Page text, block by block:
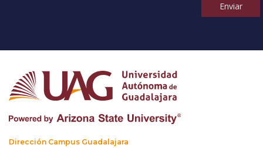
Enviar
Dirección Campus Guadalajara